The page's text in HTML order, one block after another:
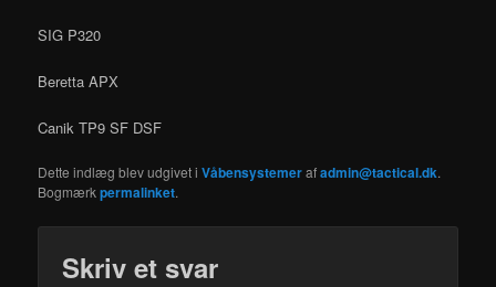
SIG P320
Beretta APX
Canik TP9 SF DSF
Dette indlæg blev udgivet iVåbensystemerafadmin@tactical.dk.
Bogmærkpermalinket.
Skriv et svar